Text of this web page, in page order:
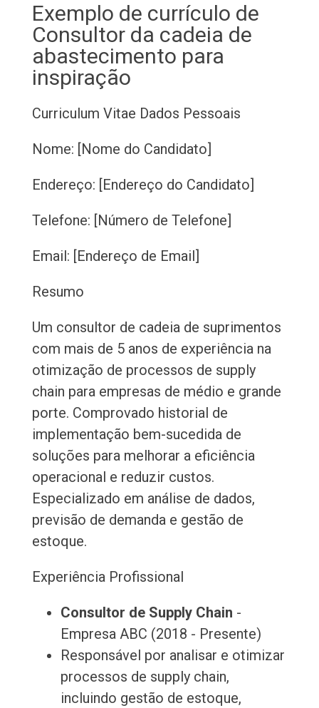
Exemplo de currículo de
Consultor da cadeia de
abastecimento para
inspiração
Curriculum Vitae Dados Pessoais
Nome: [Nome do Candidato]
Endereço: [Endereço do Candidato]
Telefone: [Número de Telefone]
Email: [Endereço de Email]
Resumo
Um consultor de cadeia de suprimentos
com mais de 5 anos de experiência na
otimização de processos de supply
chain para empresas de médio e grande
porte. Comprovado historial de
implementação bem-sucedida de
soluções para melhorar a eficiência
operacional e reduzir custos.
Especializado em análise de dados,
previsão de demanda e gestão de
estoque.
Experiência Profissional
Consultor de Supply Chain -
Empresa ABC (2018 - Presente)
Responsável por analisar e otimizar
processos de supply chain,
incluindo gestão de estoque,